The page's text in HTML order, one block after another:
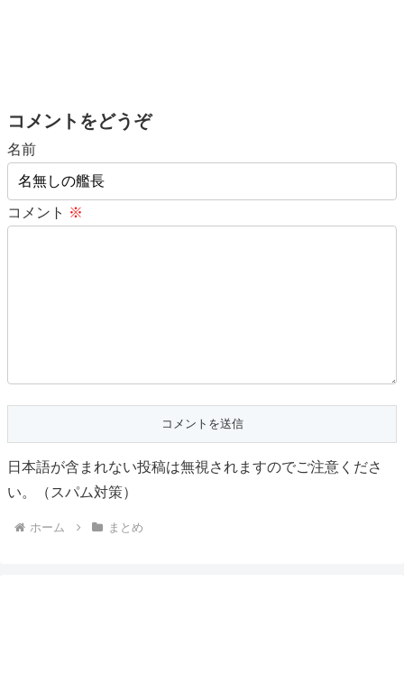
コメントをどうぞ
名前
コメント ※
日本語が含まれない投稿は無視されますのでご注意くださ
い。（スパム対策）
ホーム まとめ